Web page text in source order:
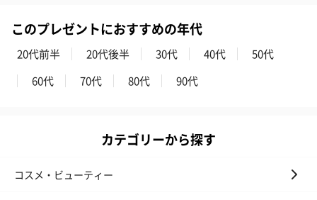
ハンドタオル・ハンカチ
ハンドタオル・ハンカチを同梱してお届けいたします。ギフトへ
このプレゼントにおすすめの年代
20代前半 20代後半 30代 40代
50代
60代
70代 80代 90代
カテゴリーから探す
コスメ・ビューティー